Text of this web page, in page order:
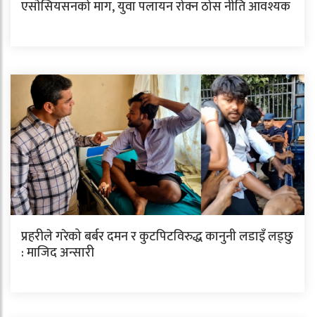
एसाेसियसनको माग, युवा पलायन रोक्न ठोस नीति आवश्यक
प्रहरीले गरेको बर्बर दमन र कुटपिटविरुद्ध कानुनी लडाइँ लड्छु
: माजिद अन्सारी